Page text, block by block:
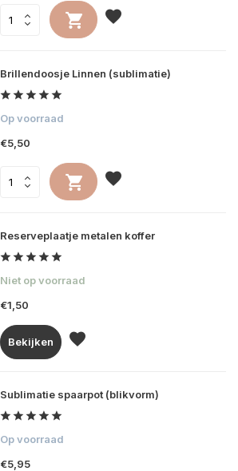
Brillendoosje Linnen (sublimatie)
Op voorraad
€5,50
Reserveplaatje metalen koffer
Niet op voorraad
€1,50
Bekijken
Sublimatie spaarpot (blikvorm)
Op voorraad
€5,95